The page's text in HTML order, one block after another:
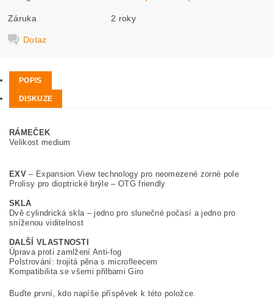
Záruka 2 roky
Dotaz
POPIS
DISKUZE
RÁMEČEK
Velikost medium
EXV– Expansion View technology pro neomezené zorné pole
Prolisy pro dioptrické brýle – OTG friendly
SKLA
Dvě cylindrická skla – jedno pro slunečné počasí a jedno pro
sníženou viditelnost
DALŠÍ VLASTNOSTI
Úprava proti zamlžení Anti-fog
Polstrování: trojitá pěna s microfleecem
Kompatibilita se všemi přilbami Giro
Buďte první, kdo napíše příspěvek k této položce.